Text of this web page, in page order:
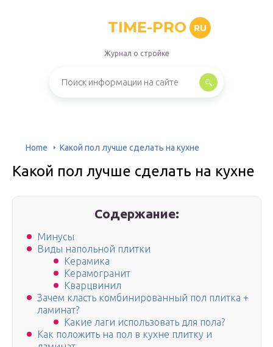
TIME-PRO RU
Журнал о стройке
Home Какой пол лучше сделать на кухне
Какой пол лучше сделать на кухне
Содержание:
Минусы
Виды напольной плитки
Керамика
Керамогранит
Кварцвинил
Зачем класть комбинированный пол плитка +
ламинат?
Какие лаги использовать для пола?
Как положить на пол в кухне плитку и